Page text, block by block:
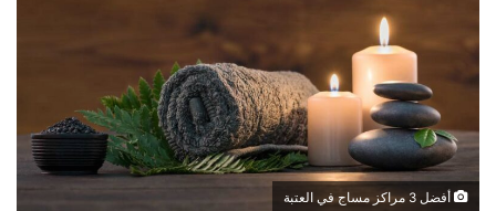
أفضل 3 مراكز مساج في العتبة